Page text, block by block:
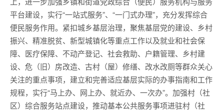
平台建设，实行“一站式服务”、“一门式办理”，充分发挥综合
便民服务作用。紧扣城乡基层治理，聚焦基层党的建设、乡村
振兴、精准脱贫、新型城镇化等重点工作以及就业和社会保
障、医疗保障、不动产登记、社会救助、户籍管理、乡村建
设、危（旧）房改造、古村（屋）修缮、改水改厕等群众关心
关注的重点事项，建立和完善适应基层实际的办事指南和工作
规程，实行“马上办、网上办、就近办、一次办”。加强村（社
区）综合服务站点建设，推动基本公共服务事项进驻村（社